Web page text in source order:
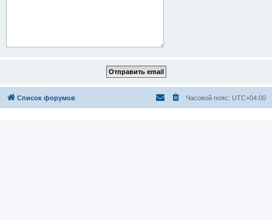
Список форумов Часовой пояс: UTC+04:00